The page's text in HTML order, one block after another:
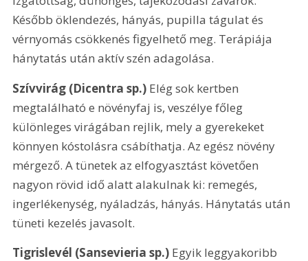
Később öklendezés, hányás, pupilla tágulat és
vérnyomás csökkenés figyelhető meg. Terápiája
hánytatás után aktív szén adagolása.
Szívvirág (Dicentra sp.) Elég sok kertben
megtalálható e növényfaj is, veszélye főleg
különleges virágában rejlik, mely a gyerekeket
könnyen kóstolásra csábíthatja. Az egész növény
mérgező. A tünetek az elfogyasztást követően
nagyon rövid idő alatt alakulnak ki: remegés,
ingerlékenység, nyáladzás, hányás. Hánytatás után
tüneti kezelés javasolt.
Tigrislevél (Sansevieria sp.) Egyik leggyakoribb